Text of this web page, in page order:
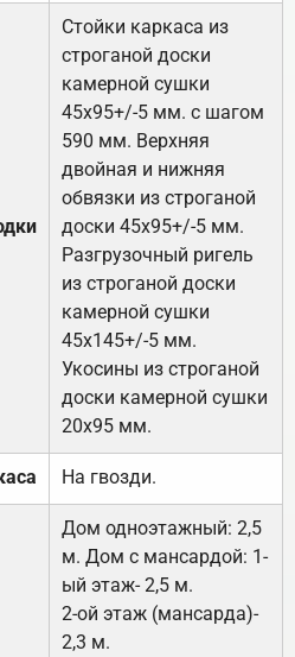
Стойки каркаса из
строганой доски
камерной сушки
45х95+/-5 мм. с шагом
590 мм. Верхняя
двойная и нижняя
обвязки из строганой
доски 45х95+/-5 мм.
Разгрузочный ригель
из строганой доски
камерной сушки
45х145+/-5 мм.
Укосины из строганой
доски камерной сушки
20х95 мм.
На гвозди.
Дом одноэтажный: 2,5
м. Дом с мансардой: 1-
ый этаж- 2,5 м.
2-ой этаж (мансарда)-
2,3 м.